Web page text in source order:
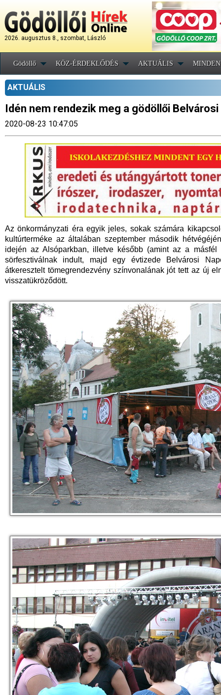
2026. augusztus 8., szombat, László
Gödöllő KÖZ-ÉRDEKLŐDÉS AKTUÁLIS
AKTUÁLIS
Idén nem rendezik meg a gödöllői
2020-08-23 10:47:05
Az önkormányzati éra egyik jeles, sokak számára
kultúrterméke az általában szeptember második
idején az Alsóparkban, illetve később (amint az a
sörfesztiválnak indult, majd egy évtizede Belvárosi
átkeresztelt tömegrendezvény színvonalának jót tett az új
visszatükröződött.